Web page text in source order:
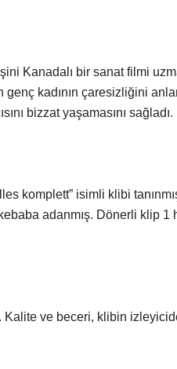
Kanadalı bir sanat filmi
genç kadının çaresizliğini
bizzat yaşamasını sağladı.
komplett” isimli klibi
adanmış. Dönerli klip
Kalite ve beceri, klibin